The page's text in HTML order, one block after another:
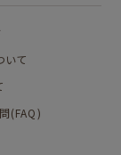
いて
(FAQ)